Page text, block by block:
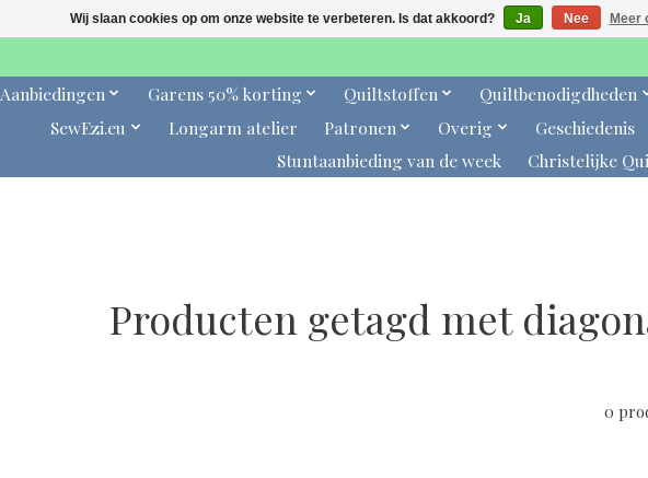
Aanbiedingen Garens 50% korting Quiltstoffen Quiltbenodigdheden
SewEzi.eu
Longarm atelier Patronen Overig Geschiedenis
Stuntaanbieding van de week
Christelijke
Producten getagd met
0
Wij slaan cookies op om onze website te verbeteren. Is dat akkoord? Ja Nee Meer